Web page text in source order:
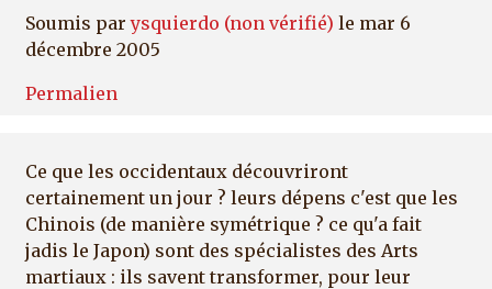
Soumis parysquierdo (non vérifié) le mar 6
décembre 2005
Permalien
Ce que les occidentaux découvriront
certainement un jour ? leurs dépens c'est que les
Chinois (de manière symétrique ? ce qu'a fait
jadis le Japon) sont des spécialistes des Arts
martiaux : ils savent transformer, pour leur